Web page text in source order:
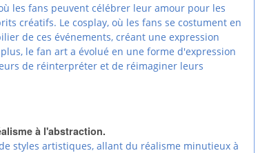
les fans peuvent célébrer leur amour pour les
créatifs. Le cosplay, où les fans se costument en
de ces événements, créant une expression
le fan art a évolué en une forme d'expression
de réinterpréter et de réimaginer leurs
à l'abstraction.
styles artistiques, allant du réalisme minutieux à